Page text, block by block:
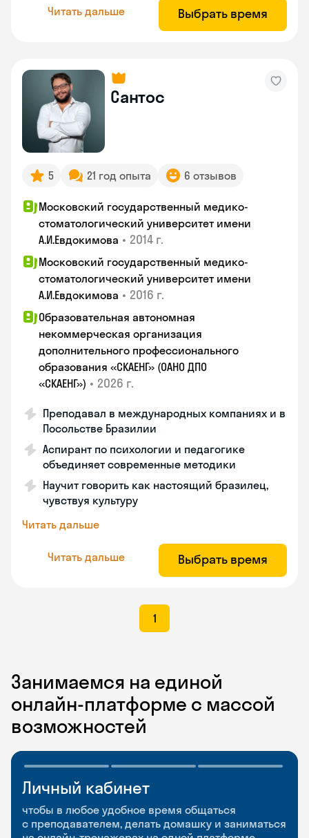
Читать дальше Выбрать время
Сантос
5 21 год опыта 6 отзывов
Московский государственный медико-
стоматологический университет имени
А.И.Евдокимова • 2014 г.
Московский государственный медико-
стоматологический университет имени
А.И.Евдокимова • 2016 г.
Образовательная автономная
некоммерческая организация
дополнительного профессионального
образования «СКАЕНГ» (ОАНО ДПО
«СКАЕНГ») • 2026 г.
Преподавал в международных компаниях и в
Посольстве Бразилии
Аспирант по психологии и педагогике
объединяет современные методики
Научит говорить как настоящий бразилец,
чувствуя культуру
Читать дальше
Читать дальше Выбрать время
1
Занимаемся на единой
онлайн-платформе с массой
возможностей
Личный кабинет
чтобы в любое удобное время общаться
с преподавателем, делать домашку и заниматься
Мобильное
приложение
чтобы заниматься и изучать новые слова где
Разговорные клубы
и Talks
Групповые занятия для разговорной практики